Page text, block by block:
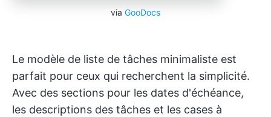
via GooDocs
Le modèle de liste de tâches minimaliste est
parfait pour ceux qui recherchent la simplicité.
Avec des sections pour les dates d'échéance,
les descriptions des tâches et les cases à